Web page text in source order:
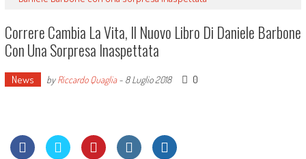
Correre Cambia La Vita, Il Nuovo Libro Di Daniele Barbone
Con Una Sorpresa Inaspettata
News byRiccardo Quaglia- 8 Luglio 2018 0